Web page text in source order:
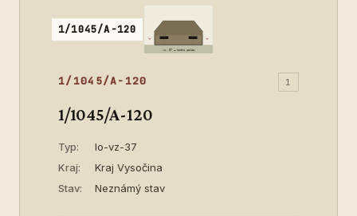
1/1045/A-120
1/1045/A-120 1
1/1045/A-120
Typ:
lo-vz-37
Kraj:
Kraj Vysočina
Stav:
Neznámý stav